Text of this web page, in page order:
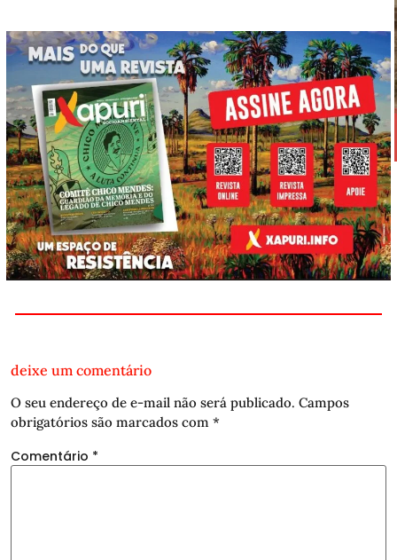
deixe um comentário
O seu endereço de e-mail não será publicado. Campos
obrigatórios são marcados com *
Comentário *